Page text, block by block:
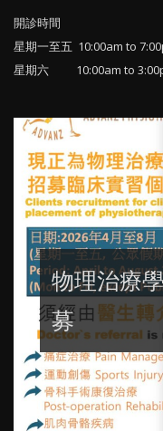
開診時間
星期一至五 10:00am to
星期六 10:00am to
物理治療
募